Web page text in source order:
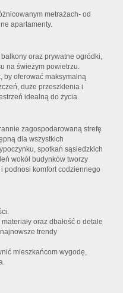
metrażach- od
apartamenty.
oraz prywatne ogródki,
na świeżym powietrzu.
by oferować maksymalną
duże przeszklenia i
idealną do życia.
zagospodarowaną strefę
dla wszystkich
spotkań sąsiedzkich
wokół budynków tworzy
podnosi komfort codziennego
oraz dbałość o detale
trendy
mieszkańcom wygodę,